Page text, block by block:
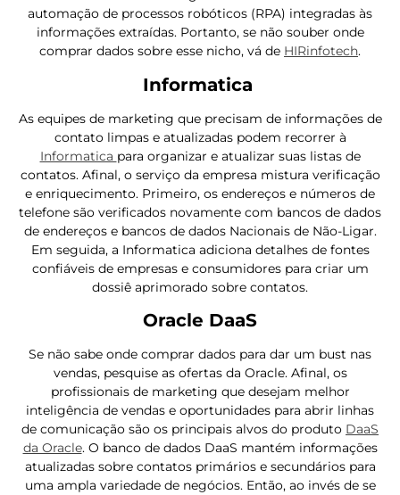
automação de processos robóticos (RPA) integradas às
informações extraídas. Portanto, se não souber onde
comprar dados sobre esse nicho, vá de HIRinfotech.
Informatica
As equipes de marketing que precisam de informações de
contato limpas e atualizadas podem recorrer à
Informatica para organizar e atualizar suas listas de
contatos. Afinal, o serviço da empresa mistura verificação
e enriquecimento. Primeiro, os endereços e números de
telefone são verificados novamente com bancos de dados
de endereços e bancos de dados Nacionais de Não-Ligar.
Em seguida, a Informatica adiciona detalhes de fontes
confiáveis ​​de empresas e consumidores para criar um
dossiê aprimorado sobre contatos.
Oracle DaaS
Se não sabe onde comprar dados para dar um bust nas
vendas, pesquise as ofertas da Oracle. Afinal, os
profissionais de marketing que desejam melhor
inteligência de vendas e oportunidades para abrir linhas
de comunicação são os principais alvos do produto DaaS
da Oracle. O banco de dados DaaS mantém informações
atualizadas sobre contatos primários e secundários para
uma ampla variedade de negócios. Então, ao invés de se